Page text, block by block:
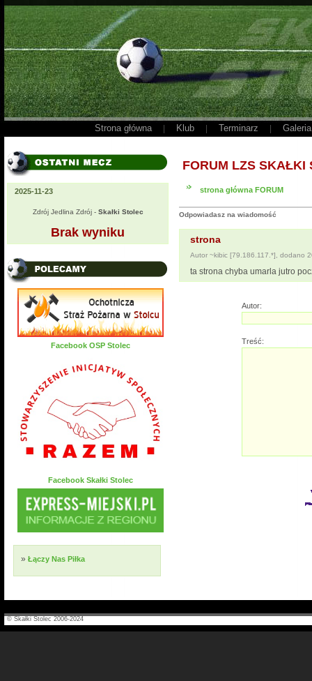
Strona główna Klub Terminarz Galeria
2025-11-23
Zdrój Jedlina Zdrój - Skałki Stolec
Brak wyniku
Facebook OSP Stolec
Facebook Skałki Stolec
» Łączy Nas Piłka
FORUM LZS SKAŁKI
strona główna FORUM
Odpowiadasz na wiadomość
strona
Autor ~kibic [79.186.117.*], dodano
ta strona chyba umarla jutro
Autor:
Treść:
© Skałki Stolec 2006-2024